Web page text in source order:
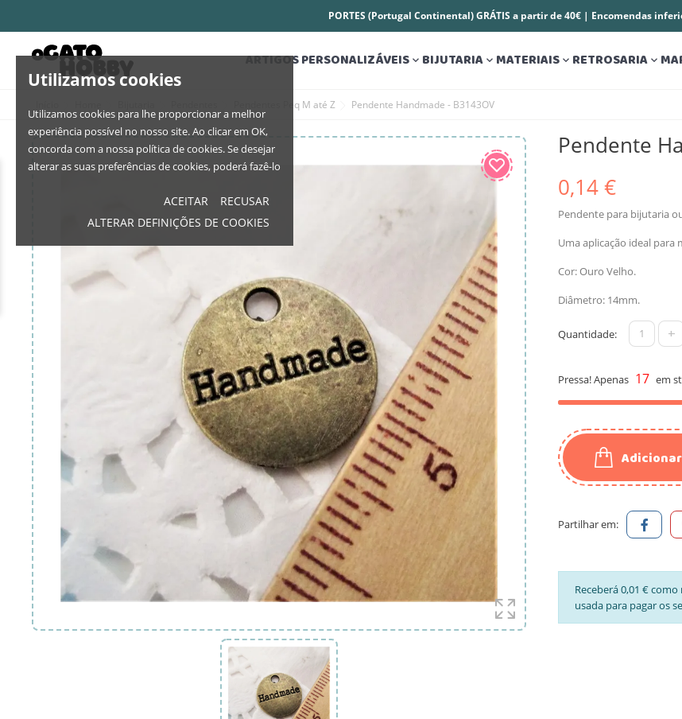
Utilizamos cookies
Utilizamos cookies para lhe proporcionar a melhor
experiência possível no nosso site. Ao clicar em OK,
concorda com a nossa política de cookies. Se desejar
alterar as suas preferências de cookies, poderá fazê-lo
ACEITAR
RECUSAR
ALTERAR DEFINIÇÕES DE COOKIES
PORTES (Portugal Continental) GRÁTIS a partir de 40€ | Encomendas
ARTIGOS PERSONALIZÁVEIS BIJUTARIA MATERIAIS RETROSARIA
Pendentes Peq M até Z Pendente Handmade - B3143OV
Pendente
0,14 €
Pendente para bijutaria
Uma aplicação ideal para
Cor: Ouro Velho.
Diâmetro: 14mm.
Quantidade: +
Pressa! Apenas 17 em
Adicionar
Partilhar em:
Receberá 0,01 €
usada para pagar os